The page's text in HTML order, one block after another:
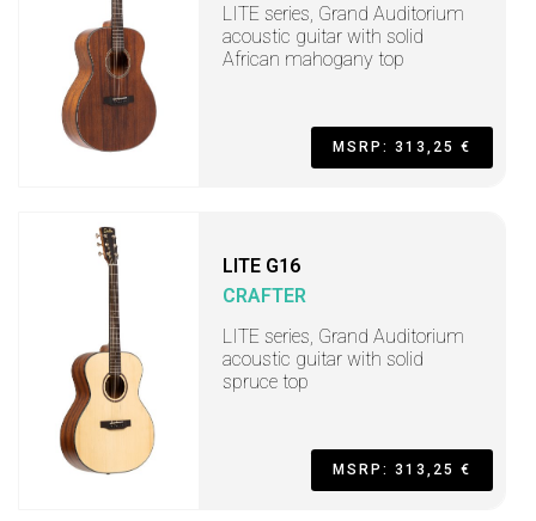
LITE series, Grand Auditorium
acoustic guitar with solid
African mahogany top
MSRP: 313,25 €
LITE G16
CRAFTER
LITE series, Grand Auditorium
acoustic guitar with solid
spruce top
MSRP: 313,25 €